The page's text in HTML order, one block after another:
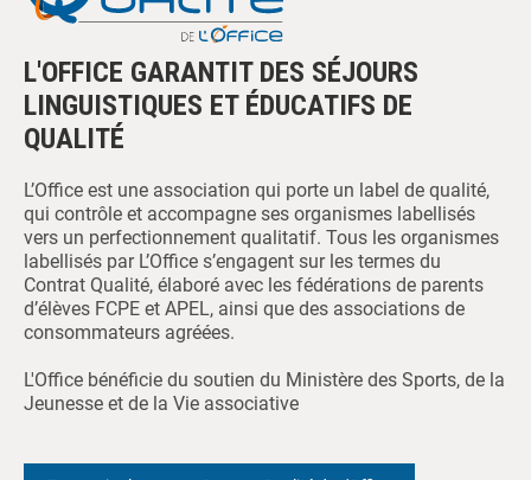
L'OFFICE GARANTIT DES SÉJOURS
LINGUISTIQUES ET ÉDUCATIFS DE
QUALITÉ
L’Office est une association qui porte un label de qualité,
qui contrôle et accompagne ses organismes labellisés
vers un perfectionnement qualitatif. Tous les organismes
labellisés par L’Office s’engagent sur les termes du
Contrat Qualité, élaboré avec les fédérations de parents
d’élèves FCPE et APEL, ainsi que des associations de
consommateurs agréées.
L'Office bénéficie du soutien du Ministère des Sports, de la
Jeunesse et de la Vie associative